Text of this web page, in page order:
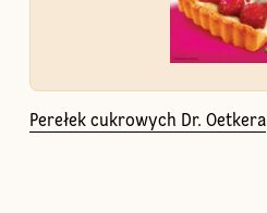
Perełek cukrowych Dr. Oetkera